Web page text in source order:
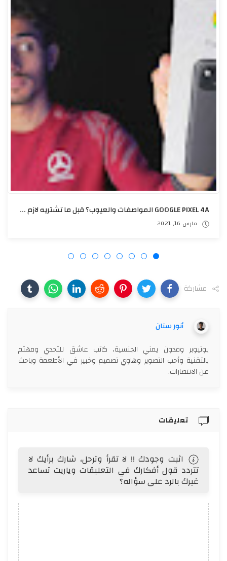
GOOGLE PIXEL 4A المواصفات والعيوب؟ قبل ما تشتريه لازم تشوف الفيديو!
مارس 16, 2021
مشاركة
أنور سنان
يوتيوبر ومدون يمني الجنسية، كاتب عاشق للتحدي ومهتم
بالتقنية وأحب التصوير وهاوي تصميم وخبير في الأطعمة وباحث
عن الانتصارات.
تعليقات
اثبت وجودك !! لا تقرأ وترحل، شارك برأيك لا
تتردد قول أفكارك في التعليقات وياريت تساعد
غيرك بالرد على سؤاله؟